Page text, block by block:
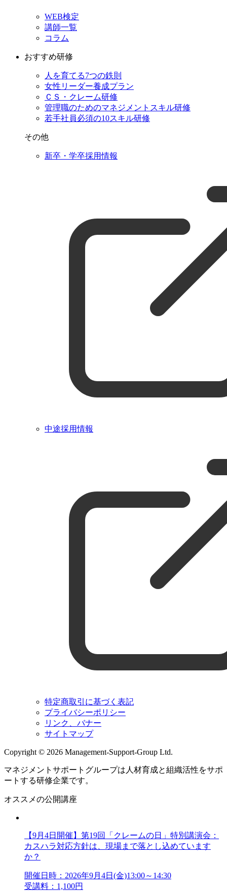
WEB検定
講師一覧
コラム
おすすめ研修
人を育てる7つの鉄則
女性リーダー養成プラン
ＣＳ・クレーム研修
管理職のためのマネジメントスキル研修
若手社員必須の10スキル研修
その他
新卒・学卒採用情報
中途採用情報
特定商取引に基づく表記
プライバシーポリシー
リンク、バナー
サイトマップ
Copyright © 2026 Management-Support-Group Ltd.
マネジメントサポートグループは人材育成と組織活性をサポ
ートする研修企業です。
オススメの公開講座
【9月4日開催】第19回「クレームの日」特別講演会：
カスハラ対応方針は、現場まで落とし込めています
か？
開催日時：2026年9月4日(金)13:00～14:30
受講料：1,100円